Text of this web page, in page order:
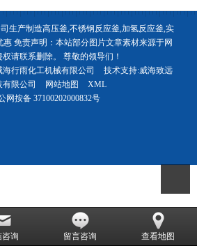
生产制造高压釜,不锈钢反应釜,加氢反应釜,实
免责声明：本站部分图片文章素材来源于网
请联系删除。 尊敬的领导们！
海行雨化工机械有限公司 技术支持:威海致远
有限公司
网站地图
XML
网按备37100202000832号
咨询 留言咨询 查看地图